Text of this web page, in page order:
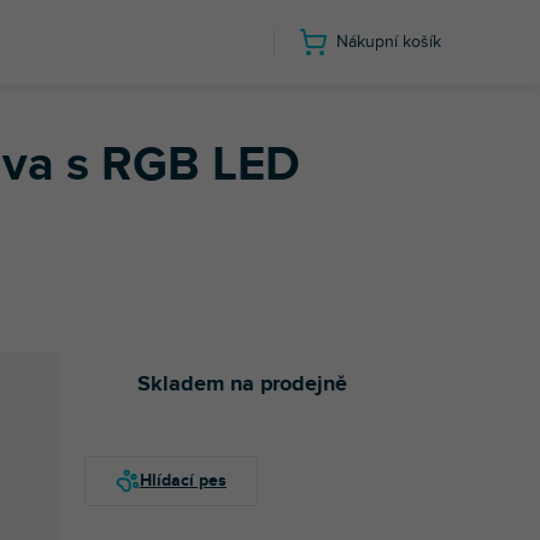
Nákupní košík
100W
s RGB LED
Skladem na prodejně